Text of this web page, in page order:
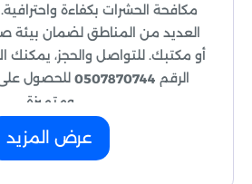
مكافحة الحشرات بكفاءة
العديد من المناطق لضمان بيئة
أو مكتبك. للتواصل والحجز، يمكنك
الرقم 0507870744 للحصول
ومتميزة.
خدمات مكافحة
عرض المزيد